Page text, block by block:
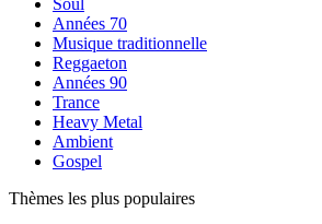
Années 70
Musique traditionnelle
Reggaeton
Années 90
Trance
Heavy Metal
Ambient
Gospel
Thèmes les plus populaires